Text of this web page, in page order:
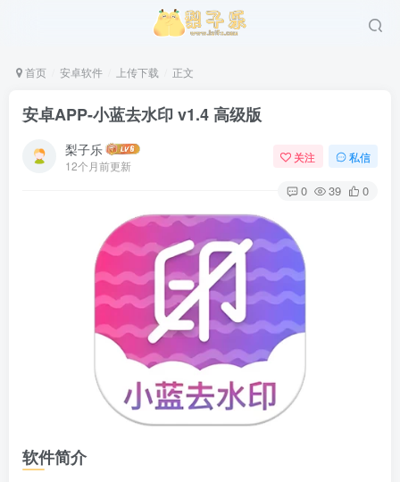
首页 安卓软件 上传下载 正文
安卓APP-小蓝去水印 v1.4 高级版
梨子乐
12个月前更新
关注 私信
0 39 0
软件简介